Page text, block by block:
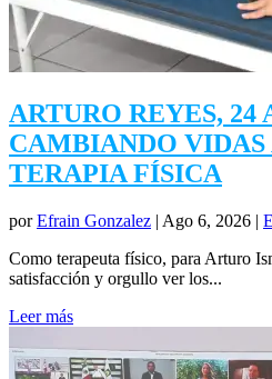
ARTURO REYES, 24
CAMBIANDO VIDAS
TERAPIA FÍSICA
porEfrain Gonzalez | Ago 6, 2026 |
Como terapeuta físico, para Arturo
satisfacción y orgullo ver los...
Leer más